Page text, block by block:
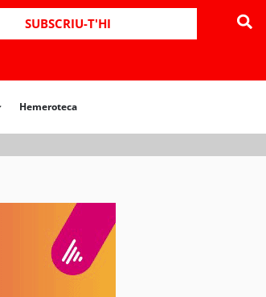
SUBSCRIU-T'HI
Hemeroteca
Hemeroteca